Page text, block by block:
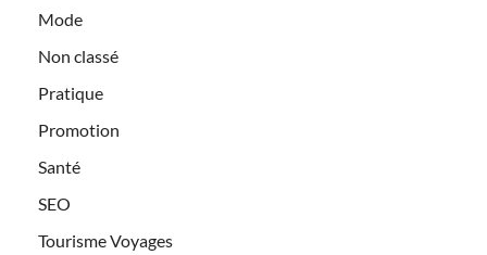
Mode
Non classé
Pratique
Promotion
Santé
SEO
Tourisme Voyages